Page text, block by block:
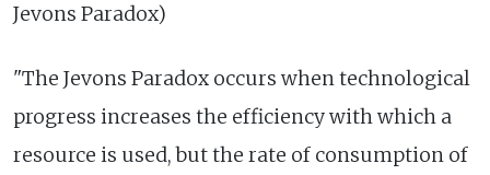
Jevons Paradox)
"The Jevons Paradox occurs when technological
progress increases the efficiency with which a
resource is used, but the rate of consumption of